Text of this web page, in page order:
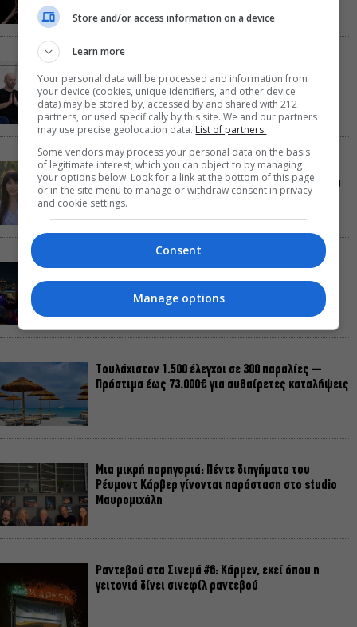
Σπηλιόπουλου στην Ταράτσα του Λαμπέτη
Μιρέλα Πάχου – Αδάμ Τσαρούχης: Τα αξέχαστα
ντουέτα του ελληνικού σινεμά στην Ταράτσα του
Λαμπέτη
Μουσική Τεχνόπολη 2026: Η συναυλιακή σεζόν
κορυφώνεται τον Σεπτέμβριο
Τουλάχιστον 1.500 έλεγχοι σε 300 παραλίες –
Πρόστιμα έως 73.000€ για αυθαίρετες καταλήψεις
Μια μικρή παρηγοριά: Πέντε διηγήματα του
Ρέυμοντ Κάρβερ γίνονται παράσταση στο studio
Μαυρομιχάλη
Ραντεβού στα Σινεμά #6: Κάρμεν, εκεί όπου η
γειτονιά δίνει σινεφίλ ραντεβού
Store and/or access information on a device
Learn more
Your personal data will be processed and information from
your device (cookies, unique identifiers, and other device
data) may be stored by, accessed by and shared with 212
partners, or used specifically by this site. We and our partners
may use precise geolocation data. List of partners.
Some vendors may process your personal data on the basis
of legitimate interest, which you can object to by managing
your options below. Look for a link at the bottom of this page
or in the site menu to manage or withdraw consent in privacy
and cookie settings.
Consent
Manage options